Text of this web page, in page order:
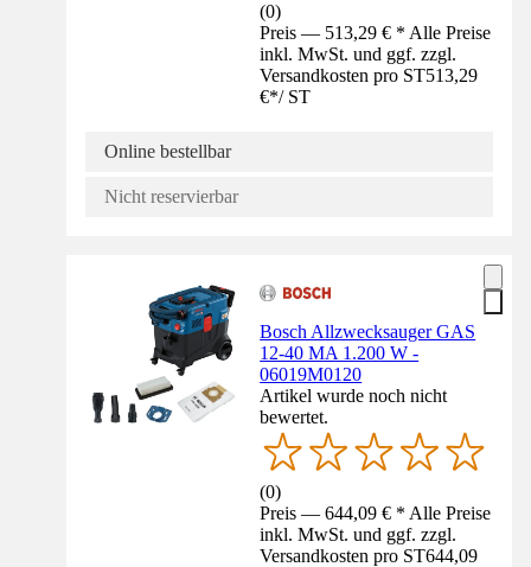
(0)
Preis — 513,29 € * Alle Preise
inkl. MwSt. und ggf. zzgl.
Versandkosten pro ST513,29
€*/ ST
Online bestellbar
Nicht reservierbar
Bosch Allzwecksauger GAS
12-40 MA 1.200 W -
06019M0120
Artikel wurde noch nicht
bewertet.
(0)
Preis — 644,09 € * Alle Preise
inkl. MwSt. und ggf. zzgl.
Versandkosten pro ST644,09